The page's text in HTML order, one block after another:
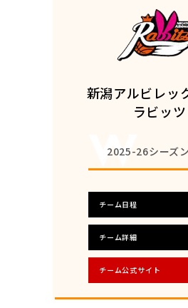
新潟アルビレッ
ラビッツ
2025-26シーズン
チーム日程
チーム詳細
チーム公式サイト